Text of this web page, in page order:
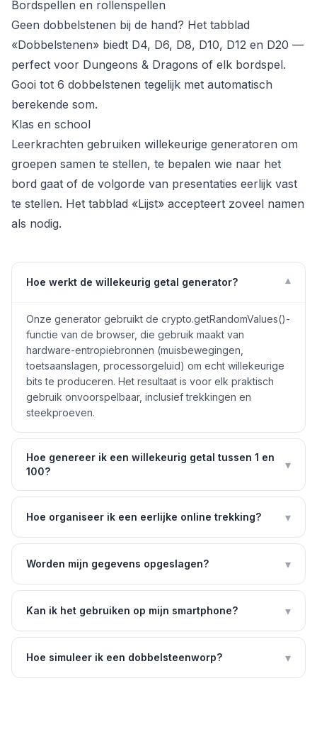
Bordspellen en rollenspellen
Geen dobbelstenen bij de hand? Het tabblad
«Dobbelstenen» biedt D4, D6, D8, D10, D12 en D20 —
perfect voor Dungeons & Dragons of elk bordspel.
Gooi tot 6 dobbelstenen tegelijk met automatisch
berekende som.
Klas en school
Leerkrachten gebruiken willekeurige generatoren om
groepen samen te stellen, te bepalen wie naar het
bord gaat of de volgorde van presentaties eerlijk vast
te stellen. Het tabblad «Lijst» accepteert zoveel namen
als nodig.
Hoe werkt de willekeurig getal generator? ▾
Onze generator gebruikt de crypto.getRandomValues()-
functie van de browser, die gebruik maakt van
hardware-entropiebronnen (muisbewegingen,
toetsaanslagen, processorgeluid) om echt willekeurige
bits te produceren. Het resultaat is voor elk praktisch
gebruik onvoorspelbaar, inclusief trekkingen en
steekproeven.
Hoe genereer ik een willekeurig getal tussen 1 en
100?
▾
Hoe organiseer ik een eerlijke online trekking? ▾
Worden mijn gegevens opgeslagen? ▾
Kan ik het gebruiken op mijn smartphone? ▾
Hoe simuleer ik een dobbelsteenworp? ▾